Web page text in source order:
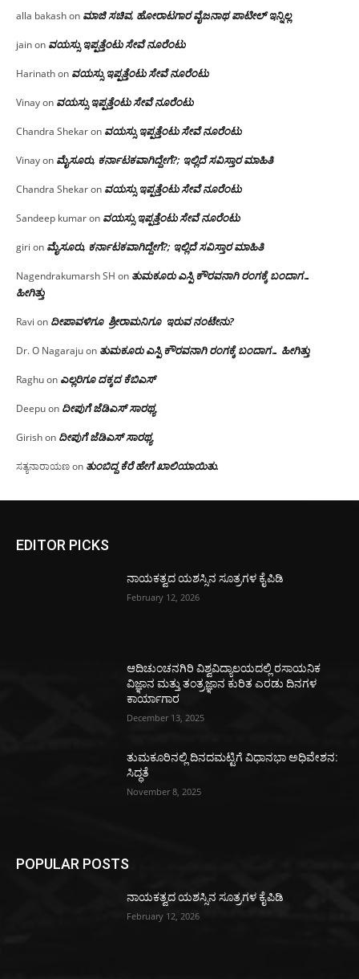
alla bakashon ಮಾಜಿ ಸಚಿವ, ಹೋರಾಟಗಾರ ವೈಜನಾಥ ಪಾಟೀಲ್ ಇನ್ನಿಲ್ಲ
jainon ವಯಸ್ಸು ಇಪ್ಪತ್ತೆಂಟು ಸೇವೆ ನೂರೆಂಟು
Harinathon ವಯಸ್ಸು ಇಪ್ಪತ್ತೆಂಟು ಸೇವೆ ನೂರೆಂಟು
Vinayon ವಯಸ್ಸು ಇಪ್ಪತ್ತೆಂಟು ಸೇವೆ ನೂರೆಂಟು
Chandra Shekaron ವಯಸ್ಸು ಇಪ್ಪತ್ತೆಂಟು ಸೇವೆ ನೂರೆಂಟು
Vinayon ಮೈಸೂರು, ಕರ್ನಾಟಕವಾಗಿದ್ದೇಗೆ?; ಇಲ್ಲಿದೆ ಸವಿಸ್ತಾರ ಮಾಹಿತಿ
Chandra Shekaron ವಯಸ್ಸು ಇಪ್ಪತ್ತೆಂಟು ಸೇವೆ ನೂರೆಂಟು
Sandeep kumaron ವಯಸ್ಸು ಇಪ್ಪತ್ತೆಂಟು ಸೇವೆ ನೂರೆಂಟು
giri on ಮೈಸೂರು, ಕರ್ನಾಟಕವಾಗಿದ್ದೇಗೆ?; ಇಲ್ಲಿದೆ ಸವಿಸ್ತಾರ ಮಾಹಿತಿ
Nagendrakumarsh SH on ತುಮಕೂರು ಎಸ್ಪಿ ಕೌರವನಾಗಿ ರಂಗಕ್ಕೆ ಬಂದಾಗ…
ಹೀಗಿತ್ತು
Ravi on ದೀಪಾವಳಿಗೂ ಶ್ರೀರಾಮನಿಗೂ ಇರುವ ನಂಟೇನು?
Dr. O Nagarajuon ತುಮಕೂರು ಎಸ್ಪಿ ಕೌರವನಾಗಿ ರಂಗಕ್ಕೆ ಬಂದಾಗ… ಹೀಗಿತ್ತು
Raghuon ಎಲ್ಲರಿಗೂ ದಕ್ಕದ ಕೆಬಿಎಸ್
Deepuon ದೀಪುಗೆ ಜೆಡಿಎಸ್ ಸಾರಥ್ಯ
Girishon ದೀಪುಗೆ ಜೆಡಿಎಸ್ ಸಾರಥ್ಯ
ಸತ್ಯನಾರಾಯಣon ತುಂಬಿದ್ದ ಕೆರೆ ಹೇಗೆ ಖಾಲಿಯಾಯಿತು.
EDITOR PICKS
ನಾಯಕತ್ವದ ಯಶಸ್ಸಿನ ಸೂತ್ರಗಳ ಕೈಪಿಡಿ
February 12, 2026
ಆದಿಚುಂಚನಗಿರಿ ವಿಶ್ವವಿದ್ಯಾಲಯದಲ್ಲಿ ರಸಾಯನಿಕ
ವಿಜ್ಞಾನ ಮತ್ತು ತಂತ್ರಜ್ಞಾನ ಕುರಿತ ಎರಡು ದಿನಗಳ
ಕಾರ್ಯಾಗಾರ
December 13, 2025
ತುಮಕೂರಿನಲ್ಲಿ ದಿನದಮಟ್ಟಿಗೆ ವಿಧಾನಭಾ ಅಧಿವೇಶನ:
ಸಿದ್ಧತೆ
November 8, 2025
POPULAR POSTS
ನಾಯಕತ್ವದ ಯಶಸ್ಸಿನ ಸೂತ್ರಗಳ ಕೈಪಿಡಿ
February 12, 2026